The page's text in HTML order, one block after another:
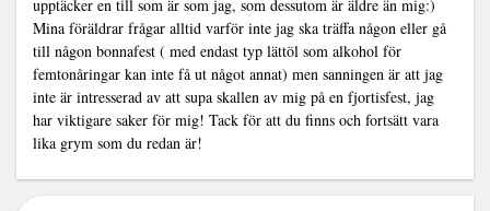
upptäcker en till som är som jag, som dessutom är äldre än mig:)
Mina föräldrar frågar alltid varför inte jag ska träffa någon eller gå
till någon bonnafest ( med endast typ lättöl som alkohol för
femtonåringar kan inte få ut något annat) men sanningen är att jag
inte är intresserad av att supa skallen av mig på en fjortisfest, jag
har viktigare saker för mig! Tack för att du finns och fortsätt vara
lika grym som du redan är!